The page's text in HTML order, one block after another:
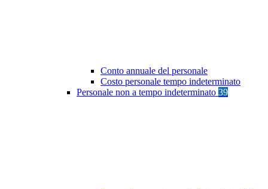
Conto annuale del personale
Costo personale tempo indeterminato
Personale non a tempo indeterminato 39